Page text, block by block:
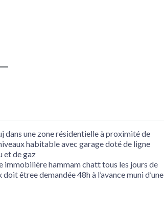
une zone résidentielle à proximité de
habitable avec garage doté de ligne
et de gaz
immobilière hammam chatt tous les jours de
êtree demandée 48h à l’avance muni d’une